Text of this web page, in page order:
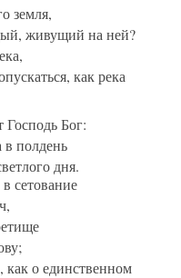
земля,
живущий на ней?
как река
Господь Бог:
в полдень
дня.
сетование
как о единственном